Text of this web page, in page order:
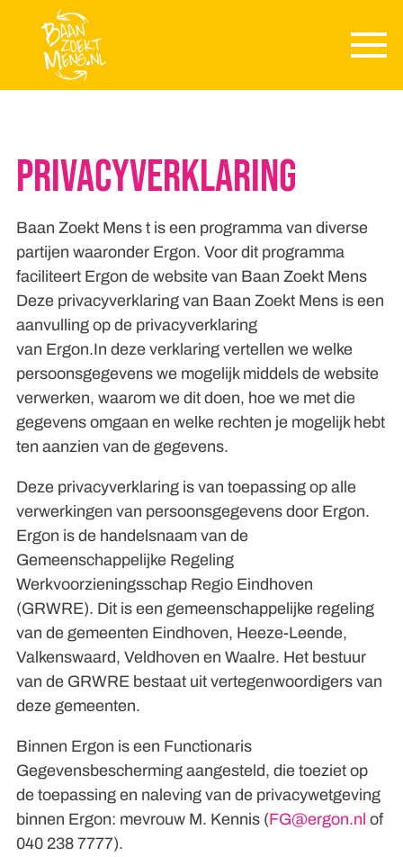
Skip to main content
Privacyverklaring
Baan Zoekt Mens t is een programma van diverse
partijen waaronder Ergon. Voor dit programma
faciliteert Ergon de website van Baan Zoekt Mens
Deze privacyverklaring van Baan Zoekt Mens is een
aanvulling op de privacyverklaring
van Ergon.In deze verklaring vertellen we welke
persoonsgegevens we mogelijk middels de website
verwerken, waarom we dit doen, hoe we met die
gegevens omgaan en welke rechten je mogelijk hebt
ten aanzien van de gegevens.
Deze privacyverklaring is van toepassing op alle
verwerkingen van persoonsgegevens door Ergon.
Ergon is de handelsnaam van de
Gemeenschappelijke Regeling
Werkvoorzieningsschap Regio Eindhoven
(GRWRE). Dit is een gemeenschappelijke regeling
van de gemeenten Eindhoven, Heeze-Leende,
Valkenswaard, Veldhoven en Waalre. Het bestuur
van de GRWRE bestaat uit vertegenwoordigers van
deze gemeenten.
Binnen Ergon is een Functionaris
Gegevensbescherming aangesteld, die toeziet op
de toepassing en naleving van de privacywetgeving
binnen Ergon: mevrouw M. Kennis (FG@ergon.nl of
040 238 7777).